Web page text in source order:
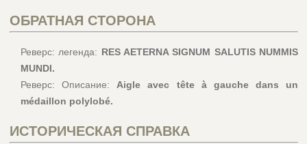
ОБРАТНАЯ СТОРОНА
Реверс: легенда: RES AETERNA SIGNUM SALUTIS NUMMIS
MUNDI.
Реверс: Описание: Aigle avec tête à gauche dans un
médaillon polylobé.
ИСТОРИЧЕСКАЯ СПРАВКА